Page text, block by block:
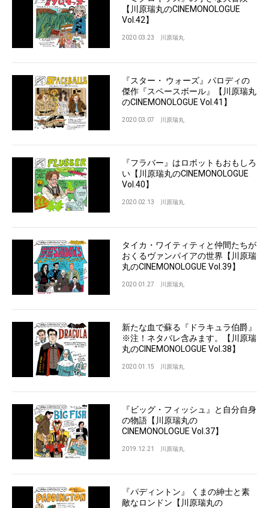
【川原瑞丸のCINEMONOLOGUE
Vol.42】
2020.03.23 川原瑞丸
『スター・ ウォーズ』パロディの
傑作『スペースボール』【川原瑞丸
のCINEMONOLOGUE Vol.41】
2020.03.07 川原瑞丸
『フラバー』はロボットもおもしろ
い【川原瑞丸のCINEMONOLOGUE
Vol.40】
2020.02.13 川原瑞丸
タイカ・ワイティティと仲間たちが
おくるヴァンパイアの世界【川原瑞
丸のCINEMONOLOGUE Vol.39】
2020.01.27 川原瑞丸
新たな血で蘇る『ドラキュラ伯爵』
※注！ネタバレ含みます。【川原瑞
丸のCINEMONOLOGUE Vol.38】
2020.01.15 川原瑞丸
『ビッグ・フィッシュ』と自分自身
の物語【川原瑞丸の
CINEMONOLOGUE Vol.37】
2019.12.21 川原瑞丸
『パディントン』 くまの紳士と素
敵なロンドン【川原瑞丸の